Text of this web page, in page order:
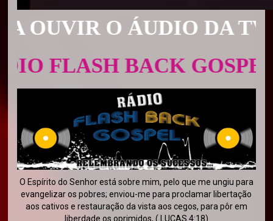
O ÁUDIO DA TV
BACK GOSPEL
O Espírito do Senhor está sobre mim, pelo que me ungiu para
evangelizar os pobres; enviou-me para proclamar libertação
aos cativos e restauração da vista aos cegos, para pôr em
liberdade os oprimidos, ( LUCAS 4:18)